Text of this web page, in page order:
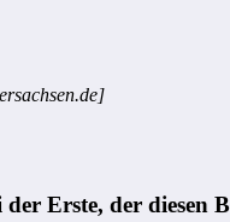
der Erste, der diesen